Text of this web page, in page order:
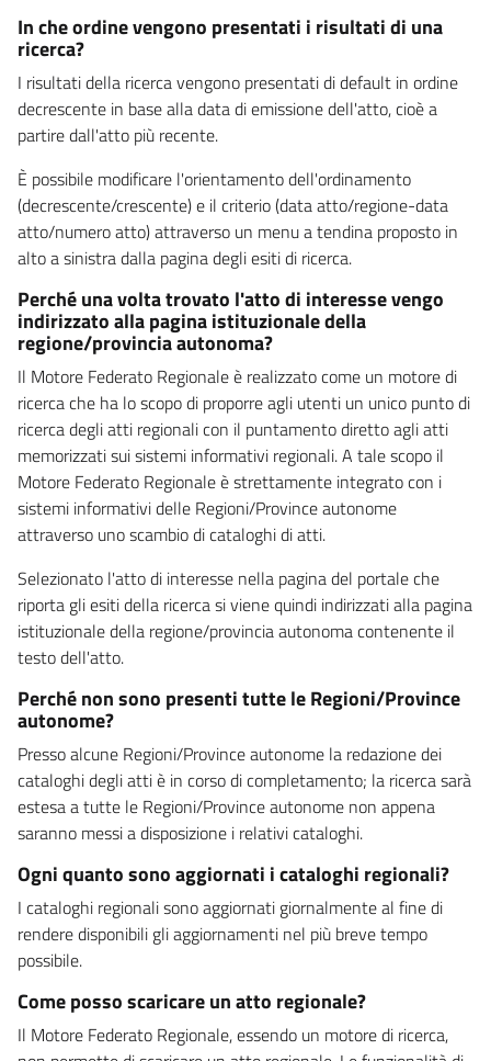
In che ordine vengono presentati i risultati di una
ricerca?
I risultati della ricerca vengono presentati di default in ordine
decrescente in base alla data di emissione dell'atto, cioè a
partire dall'atto più recente.
È possibile modificare l'orientamento dell'ordinamento
(decrescente/crescente) e il criterio (data atto/regione-data
atto/numero atto) attraverso un menu a tendina proposto in
alto a sinistra dalla pagina degli esiti di ricerca.
Perché una volta trovato l'atto di interesse vengo
indirizzato alla pagina istituzionale della
regione/provincia autonoma?
Il Motore Federato Regionale è realizzato come un motore di
ricerca che ha lo scopo di proporre agli utenti un unico punto di
ricerca degli atti regionali con il puntamento diretto agli atti
memorizzati sui sistemi informativi regionali. A tale scopo il
Motore Federato Regionale è strettamente integrato con i
sistemi informativi delle Regioni/Province autonome
attraverso uno scambio di cataloghi di atti.
Selezionato l'atto di interesse nella pagina del portale che
riporta gli esiti della ricerca si viene quindi indirizzati alla pagina
istituzionale della regione/provincia autonoma contenente il
testo dell'atto.
Perché non sono presenti tutte le Regioni/Province
autonome?
Presso alcune Regioni/Province autonome la redazione dei
cataloghi degli atti è in corso di completamento; la ricerca sarà
estesa a tutte le Regioni/Province autonome non appena
saranno messi a disposizione i relativi cataloghi.
Ogni quanto sono aggiornati i cataloghi regionali?
I cataloghi regionali sono aggiornati giornalmente al fine di
rendere disponibili gli aggiornamenti nel più breve tempo
possibile.
Come posso scaricare un atto regionale?
Il Motore Federato Regionale, essendo un motore di ricerca,